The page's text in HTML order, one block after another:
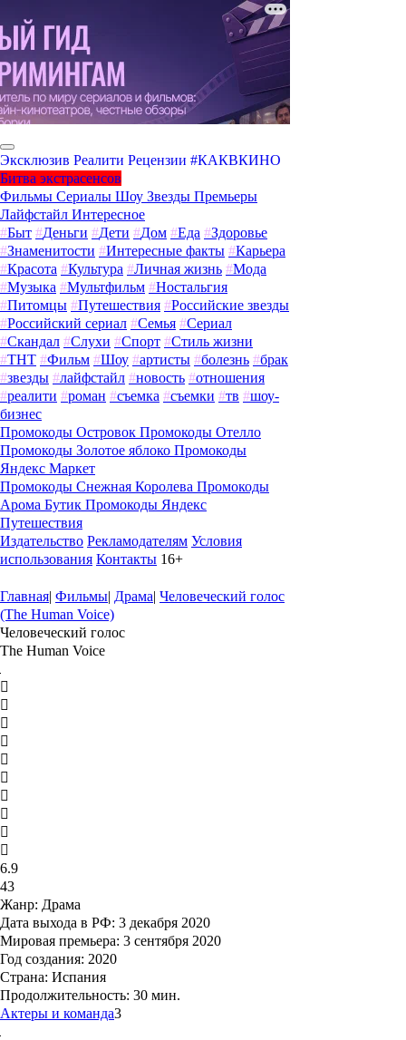
Эксклюзив Реалити Рецензии #КАКВКИНО
Битва экстрасенсов
Фильмы Сериалы Шоу Звезды Премьеры
Лайфстайл Интересное
#Быт #Деньги #Дети #Дом #Еда #Здоровье
#Знаменитости #Интересные факты #Карьера
#Красота #Культура #Личная жизнь #Мода
#Музыка #Мультфильм #Ностальгия
#Питомцы #Путешествия #Российские звезды
#Российский сериал #Семья #Сериал
#Скандал #Слухи #Спорт #Стиль жизни
#ТНТ #Фильм #Шоу #артисты #болезнь #брак
#звезды #лайфстайл #новость #отношения
#реалити #роман #съемка #съемки #тв #шоу-
бизнес
Промокоды Островок Промокоды Отелло
Промокоды Золотое яблоко Промокоды
Яндекс Маркет
Промокоды Снежная Королева Промокоды
Арома Бутик Промокоды Яндекс
Путешествия
Издательство Рекламодателям Условия
использования Контакты 16+
Главная| Фильмы| Драма| Человеческий голос
(The Human Voice)
Человеческий голос
The Human Voice
6.9
43
Жанр: Драма
Дата выхода в РФ: 3 декабря 2020
Мировая премьера: 3 сентября 2020
Год создания: 2020
Страна: Испания
Продолжительность: 30 мин.
Актеры и команда3